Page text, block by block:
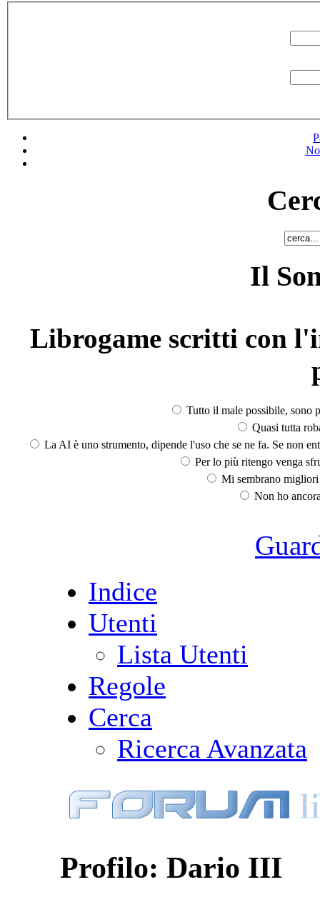
Il
Librogame scritti con
Tutto il male possibile, sono
Quasi tutta
La AI è uno strumento, dipende l'uso che se ne fa. Se non
Per lo più ritengo venga
Mi sembrano
Non ho
Indice
Utenti
Lista Utenti
Regole
Cerca
Ricerca Avanzata
Profilo: Dario III